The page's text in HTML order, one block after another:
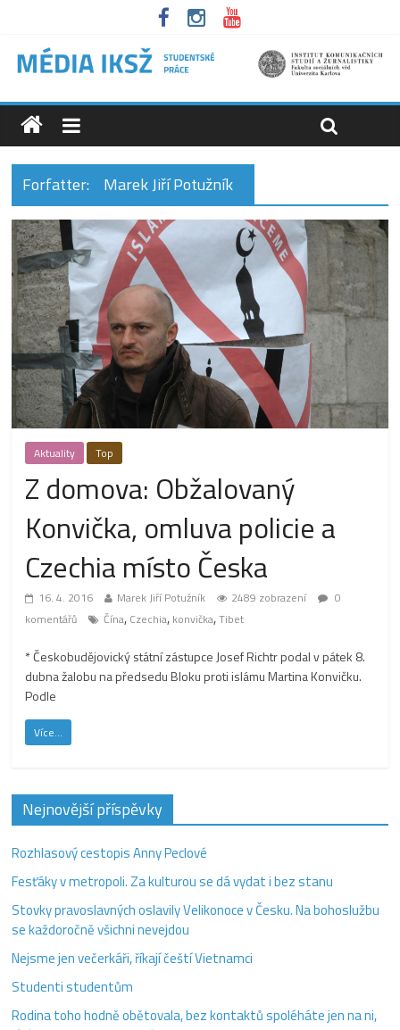
Forfatter: Marek Jiří Potužník
Aktuality Top
Z domova: Obžalovaný
Konvička, omluva policie a
Czechia místo Česka
16. 4. 2016 Marek Jiří Potužník 2489 zobrazení
0
komentářů
Čína, Czechia, konvička,Tibet
* Českobudějovický státní zástupce Josef Richtr podal v pátek 8.
dubna žalobu na předsedu Bloku proti islámu Martina Konvičku.
Podle
Více...
Nejnovější příspěvky
Rozhlasový cestopis Anny Peclové
Fesťáky v metropoli. Za kulturou se dá vydat i bez stanu
Stovky pravoslavných oslavily Velikonoce v Česku. Na bohoslužbu
se každoročně všichni nevejdou
Nejsme jen večerkáři, říkají čeští Vietnamci
Studenti studentům
Rodina toho hodně obětovala, bez kontaktů spoléháte jen na ni,